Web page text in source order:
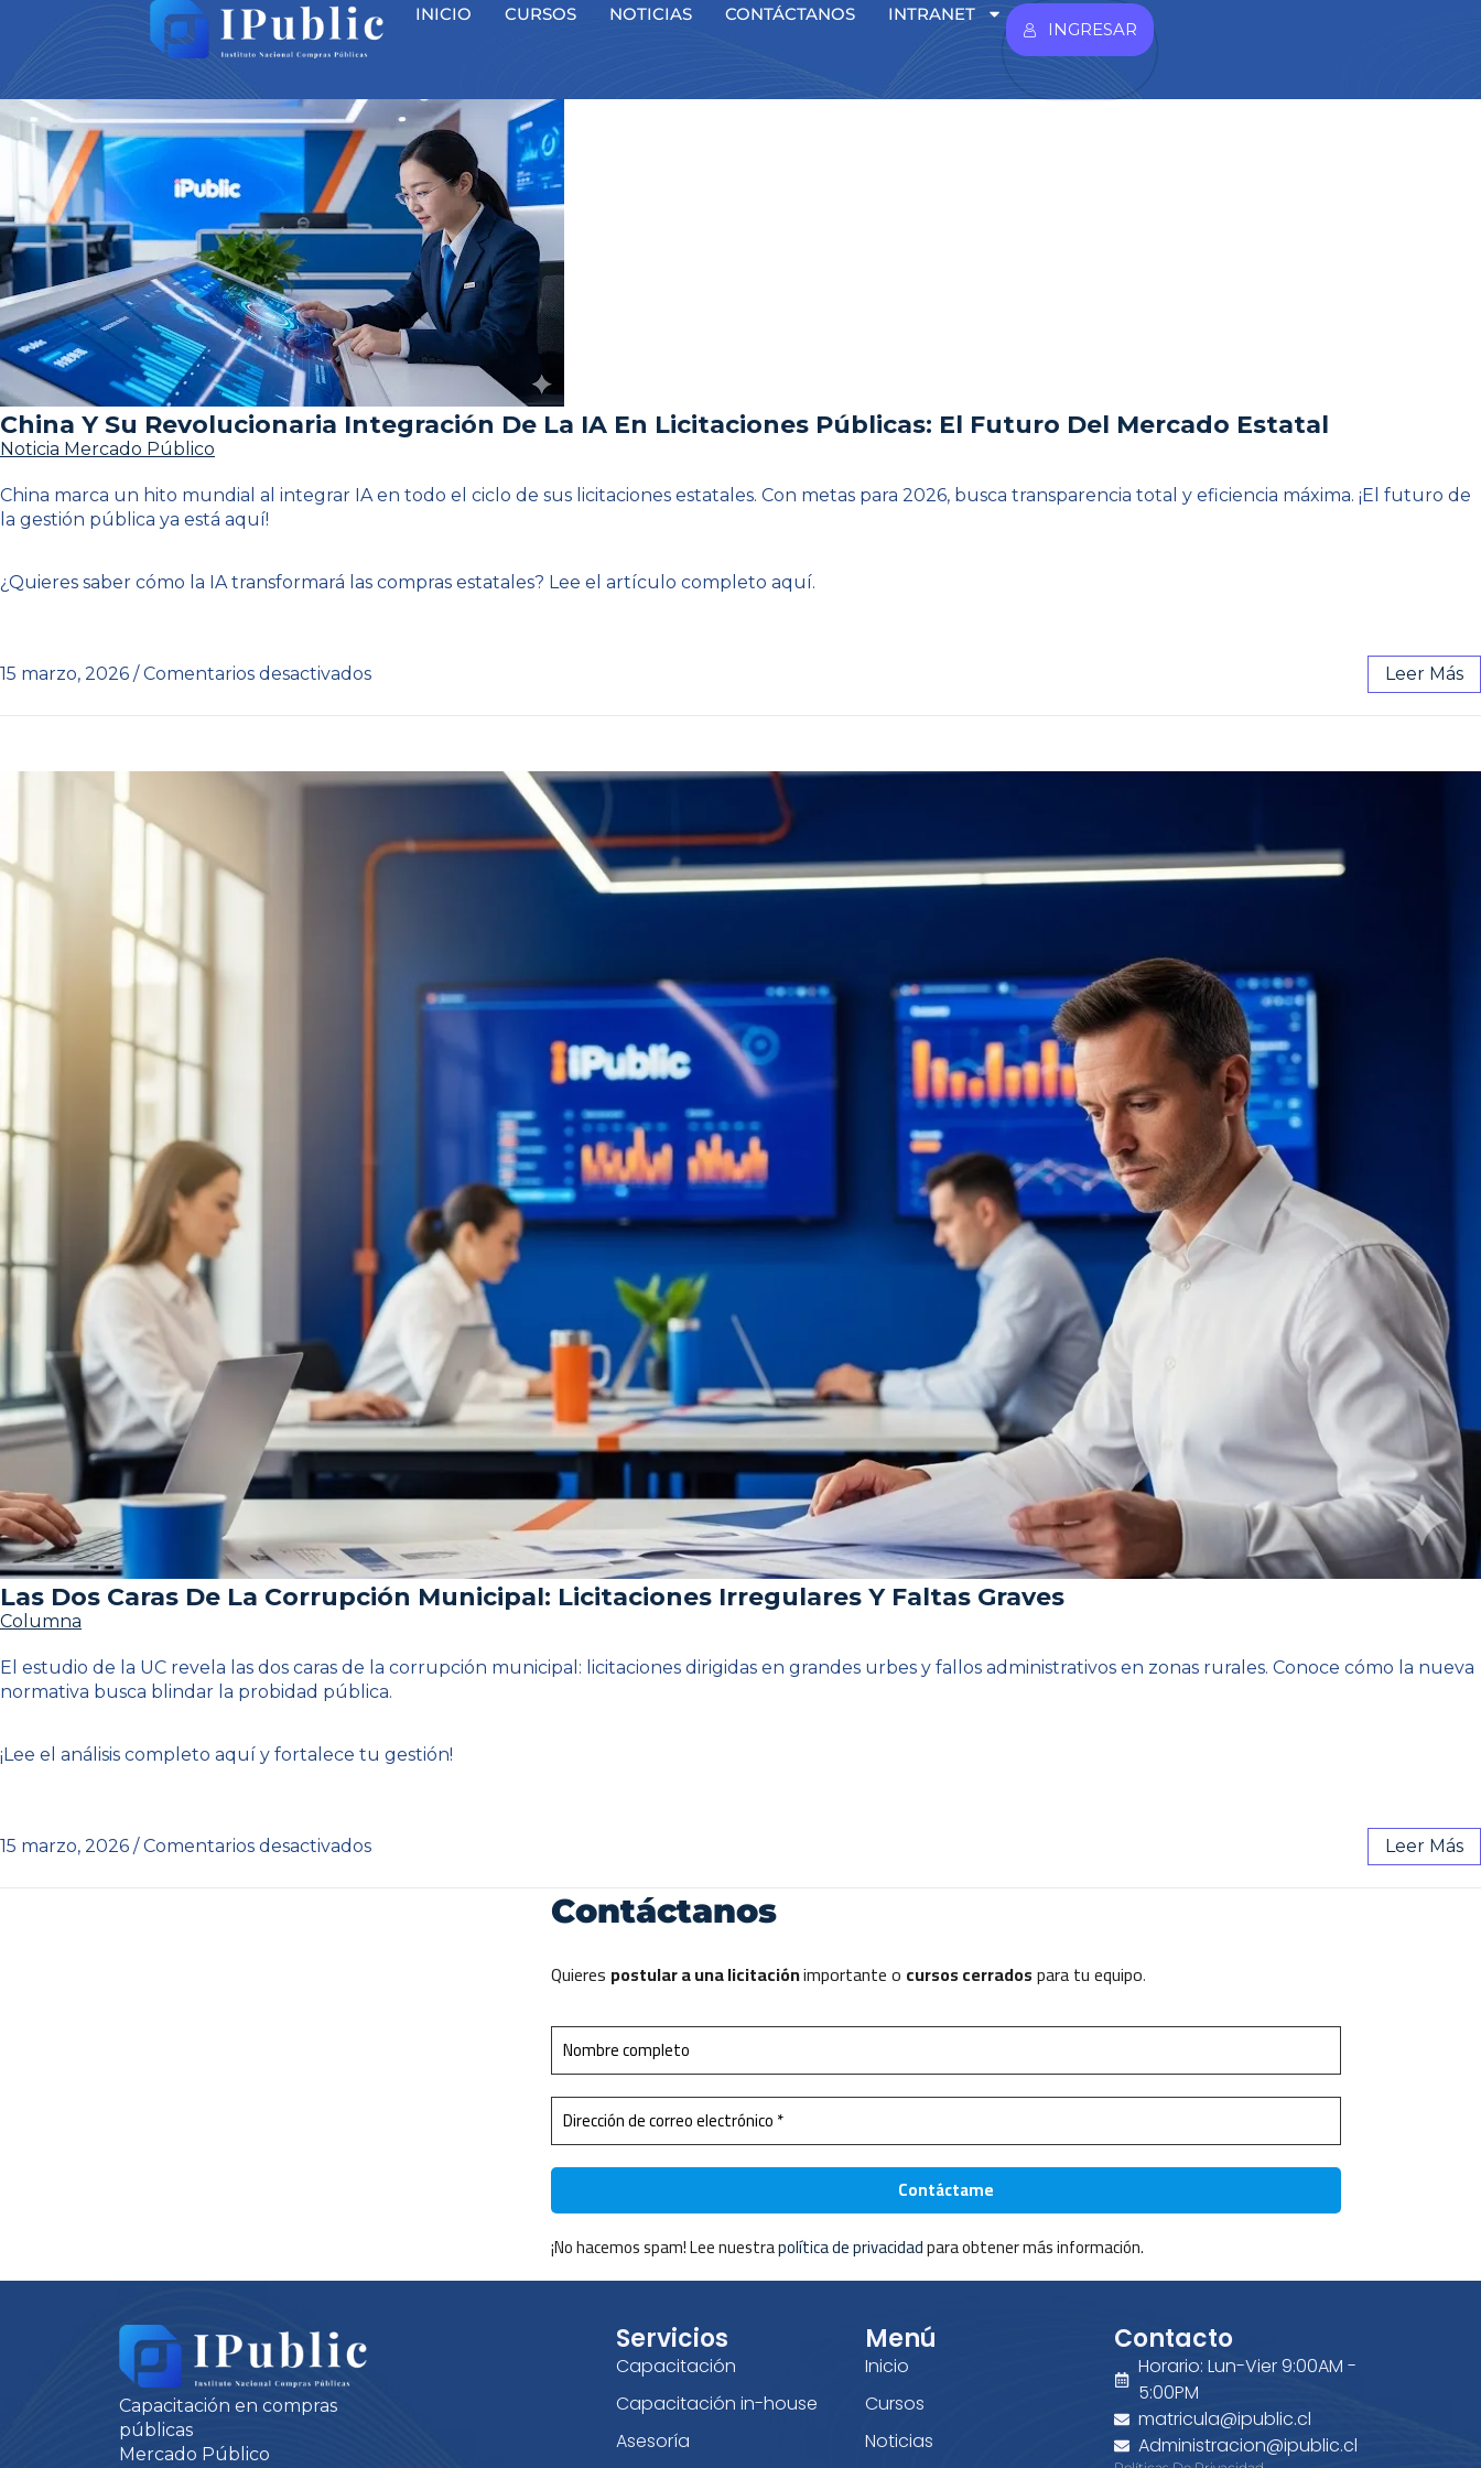
INICIO CURSOS NOTICIAS CONTÁCTANOS INTRANET
INGRESAR
China Y Su Revolucionaria Integración De La IA En Licitaciones Públicas: El Futuro Del Mercado Estatal
Noticia Mercado Público
China marca un hito mundial al integrar IA en todo el ciclo de sus licitaciones estatales. Con metas para 2026, busca transparencia total y eficiencia máxima. ¡El futuro de
la gestión pública ya está aquí!
¿Quieres saber cómo la IA transformará las compras estatales? Lee el artículo completo aquí.
15 marzo, 2026 / Comentarios desactivados Leer Más
Las Dos Caras De La Corrupción Municipal: Licitaciones Irregulares Y Faltas Graves
Columna
El estudio de la UC revela las dos caras de la corrupción municipal: licitaciones dirigidas en grandes urbes y fallos administrativos en zonas rurales. Conoce cómo la nueva
normativa busca blindar la probidad pública.
¡Lee el análisis completo aquí y fortalece tu gestión!
15 marzo, 2026 / Comentarios desactivados Leer Más
Contáctanos
Quieres postular a una licitaciónimportante o cursos cerradospara tu equipo.
¡No hacemos spam! Lee nuestrapolítica de privacidadpara obtener más información.
Capacitación en compras
públicas
Mercado Público
Servicios
Capacitación
Capacitación in-house
Asesoría
Menú
Inicio
Cursos
Noticias
Contacto
Horario: Lun-Vier 9:00AM -
5:00PM
matricula@ipublic.cl
Administracion@ipublic.cl